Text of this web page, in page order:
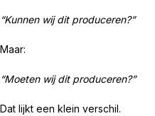
“Kunnen wij dit produceren?”
Maar:
“Moeten wij dit produceren?”
Dat lijkt een klein verschil.